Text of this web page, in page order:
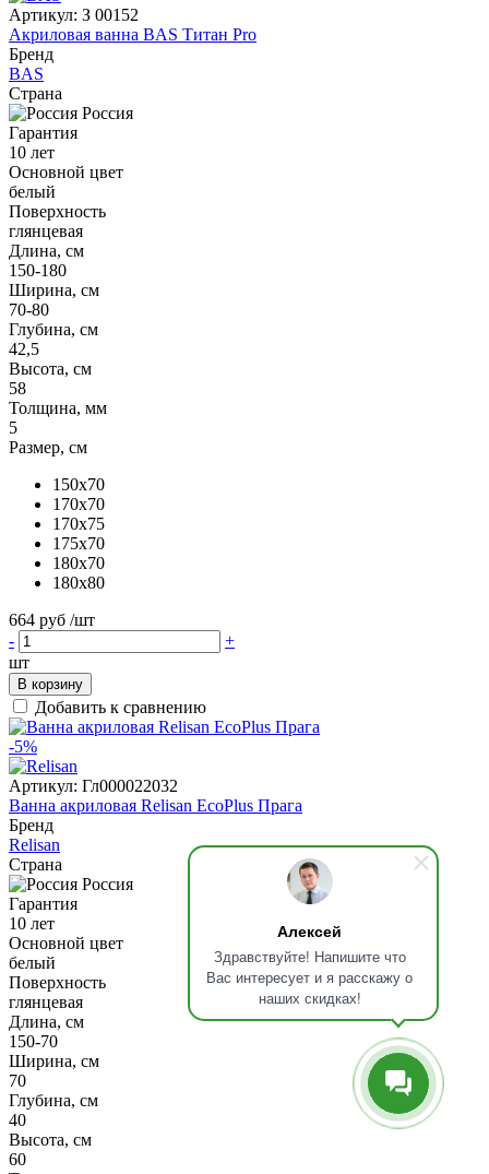
Алексей
Здравствуйте! Напишите что
Вас интересует и я расскажу о
наших скидках!
Артикул: З 00152
Акриловая ванна BAS Титан Pro
Бренд
BAS
Страна
Россия
Гарантия
10 лет
Основной цвет
белый
Поверхность
глянцевая
Длина, см
150-180
Ширина, см
70-80
Глубина, см
42,5
Высота, см
58
Толщина, мм
5
Размер, см
150x70
170x70
170x75
175x70
180x70
180x80
664 руб /шт
-
+
шт
В корзину
Добавить к сравнению
-5%
Артикул: Гл000022032
Ванна акриловая Relisan EcoPlus Прага
Бренд
Relisan
Страна
Россия
Гарантия
10 лет
Основной цвет
белый
Поверхность
глянцевая
Длина, см
150-70
Ширина, см
70
Глубина, см
40
Высота, см
60